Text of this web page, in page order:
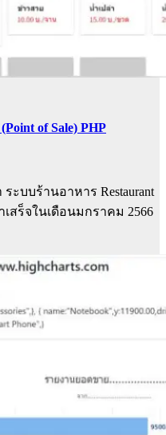
of Sale) PHP
บบร้านอาหาร Restaurant
เสร็จในเดือนมกราคม 2566